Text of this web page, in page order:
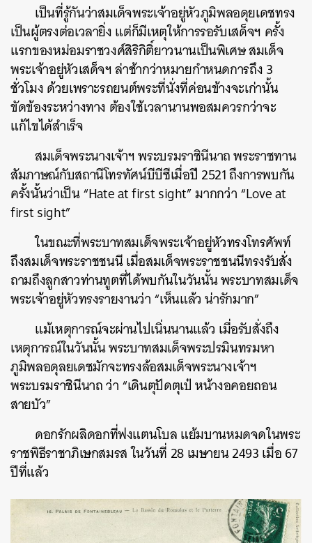
เป็นที่รู้กันว่าสมเด็จพระเจ้าอยู่หัวภูมิพลอดุยเดชทรง
เป็นผู้ตรงต่อเวลายิ่ง แต่ก็มีเหตุให้การรอรับเสด็จฯ ครั้ง
แรกของหม่อมราชวงศ์สิริกิติ์ยาวนานเป็นพิเศษ สมเด็จ
พระเจ้าอยู่หัวเสด็จฯ ล่าช้ากว่าหมายกำหนดการถึง 3
ชั่วโมง ด้วยเพราะรถยนต์พระที่นั่งที่ค่อนข้างจะเก่านั้น
ขัดข้องระหว่างทาง ต้องใช้เวลานานพอสมควรกว่าจะ
แก้ไขได้สำเร็จ
สมเด็จพระนางเจ้าฯ พระบรมราชินีนาถ พระราชทาน
สัมภาษณ์กับสถานีโทรทัศน์บีบีซีเมื่อปี 2521 ถึงการพบกัน
ครั้งนั้นว่าเป็น “Hate at first sight” มากกว่า “Love at
first sight”
ในขณะที่พระบาทสมเด็จพระเจ้าอยู่หัวทรงโทรศัพท์
ถึงสมเด็จพระราชชนนี เมื่อสมเด็จพระราชชนนีทรงรับสั่ง
ถามถึงลูกสาวท่านทูตที่ได้พบกันในวันนั้น พระบาทสมเด็จ
พระเจ้าอยู่หัวทรงรายงานว่า “เห็นแล้ว น่ารักมาก”
แม้เหตุการณ์จะผ่านไปเนิ่นนานแล้ว เมื่อรับสั่งถึง
เหตุการณ์ในวันนั้น พระบาทสมเด็จพระปรมินทรมหา
ภูมิพลอดุลยเดชมักจะทรงล้อสมเด็จพระนางเจ้าฯ
พระบรมราชินีนาถ ว่า “เดินตุปัดตุเป๋ หน้างอคอยถอน
สายบัว”
ดอกรักผลิดอกที่ฟงแตนโบล แย้มบานหมดจดในพระ
ราชพิธีราชาภิเษกสมรส ในวันที่ 28 เมษายน 2493 เมื่อ 67
ปีที่แล้ว